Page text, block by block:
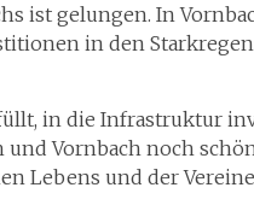
ist gelungen. In
in den
in die Infrastruktur
Vornbach noch
Lebens und der